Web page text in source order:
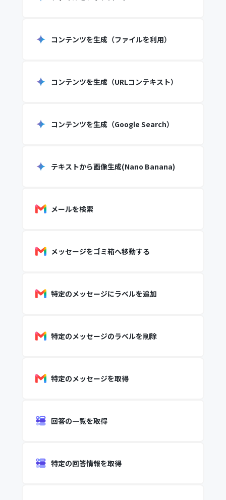
コンテンツを生成（ファイルを利用）
コンテンツを生成（URLコンテキスト）
コンテンツを生成（Google Search）
テキストから画像生成(Nano Banana)
メールを検索
メッセージをゴミ箱へ移動する
特定のメッセージにラベルを追加
特定のメッセージのラベルを削除
特定のメッセージを取得
回答の一覧を取得
特定の回答情報を取得